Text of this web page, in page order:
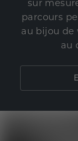
sur
parcours
au bijou de
au